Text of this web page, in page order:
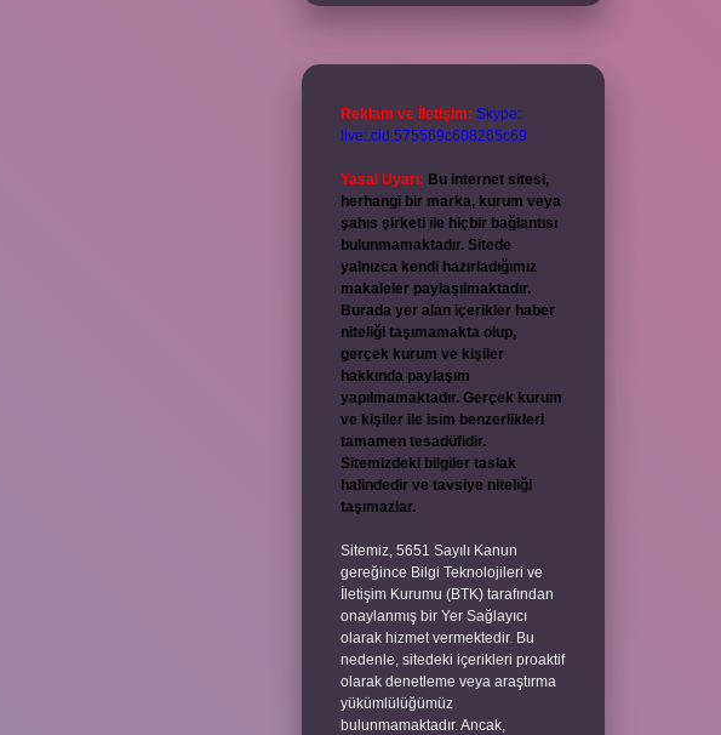
Reklam ve İletişim: Skype:
live:.cid.575569c608265c69
Yasal Uyarı: Bu internet sitesi,
herhangi bir marka, kurum veya
şahıs şirketi ile hiçbir bağlantısı
bulunmamaktadır. Sitede
yalnızca kendi hazırladığımız
makaleler paylaşılmaktadır.
Burada yer alan içerikler haber
niteliği taşımamakta olup,
gerçek kurum ve kişiler
hakkında paylaşım
yapılmamaktadır. Gerçek kurum
ve kişiler ile isim benzerlikleri
tamamen tesadüfidir.
Sitemizdeki bilgiler taslak
halindedir ve tavsiye niteliği
taşımazlar.
Sitemiz, 5651 Sayılı Kanun
gereğince Bilgi Teknolojileri ve
İletişim Kurumu (BTK) tarafından
onaylanmış bir Yer Sağlayıcı
olarak hizmet vermektedir. Bu
nedenle, sitedeki içerikleri proaktif
olarak denetleme veya araştırma
yükümlülüğümüz
bulunmamaktadır. Ancak,